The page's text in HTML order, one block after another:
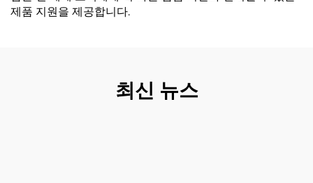
제품 지원을 제공합니다.
최신 뉴스